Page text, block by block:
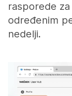
rasporede
određenim
nedelji.